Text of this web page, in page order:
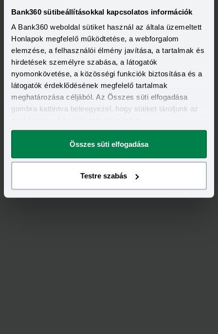
Bank360 sütibeállításokkal kapcsolatos információk
A Bank360 weboldal sütiket használ az általa üzemeltett
Honlapok megfelelő működtetése, a webforgalom
elemzése, a felhasználói élmény javítása, a tartalmak és
hirdetések személyre szabása, a látogatók
nyomonkövetése, a közösségi funkciók biztosítása és a
látogatók érdeklődésének megfelelő tartalmak
meghatározása céljából. Az Összes süti elfogadása
gombra kattintva beleegyezel, hogy sütiket tároljunk az
megváltoztathatod.
Összes süti elfogadása
Testre szabás
Elolvastam és elfogadom a Bank360
Csoport Adatkezelési szabályzatát és
ÁSZF-ét
Feliratkozás